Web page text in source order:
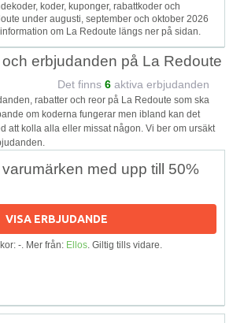
koder, kuponger, rabattkoder och
under augusti, september och oktober 2026
om La Redoute längs ner på sidan.
erbjudanden på La Redoute
Det finns 6 aktiva erbjudanden
rabatter och reor på La Redoute som ska
om koderna fungerar men ibland kan det
att kolla alla eller missat någon. Vi ber om ursäkt
med upp till 50%
VISA ERBJUDANDE
-. Mer från: Ellos. Giltig tills vidare.